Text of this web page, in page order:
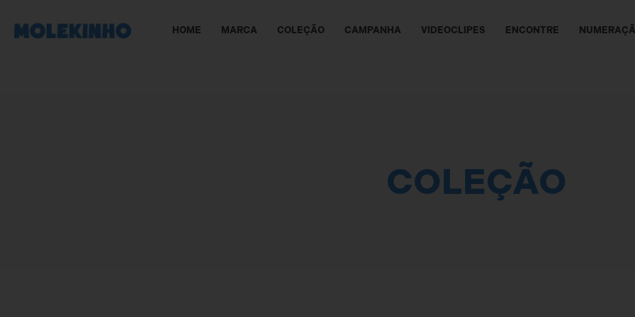
HOME MARCA COLEÇÃO CAMPANHA VIDEOCLIPES ENCONTRE
COLEÇÃO